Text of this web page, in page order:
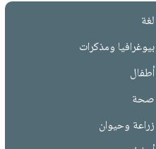
لغة
بيوغرافيا ومذكرات
أطفال
صحة
زراعة وحيوان